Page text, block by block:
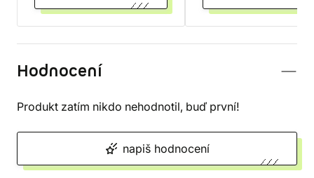
Hodnocení
Produkt zatím nikdo nehodnotil, buď první!
napiš hodnocení